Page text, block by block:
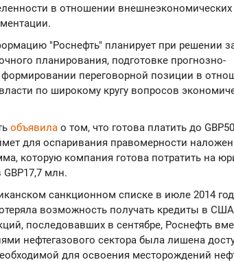
в отношении
"Роснефть" планирует при решении
планирования, подготовке прогнозно-
формировании переговорной позиции в
по широкому кругу вопросов
объявила о том, что готова платить до
для оспаривания правомерности
которую компания готова потратить на
GBP17,7 млн.
санкционном списке в июле 2014
возможность получать кредиты в
последовавших в сентябре, Роснефть
нефтегазового сектора была лишена
для освоения месторождений